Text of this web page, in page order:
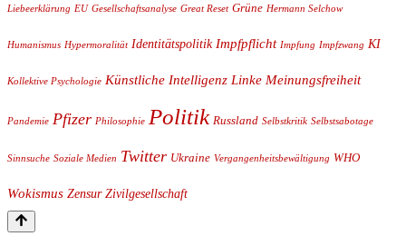
Liebeerklärung EU Gesellschaftsanalyse Great Reset Grüne Hermann Selchow
Humanismus Hypermoralität Identitätspolitik Impfpflicht Impfung Impfzwang KI
Kollektive Psychologie Künstliche Intelligenz Linke Meinungsfreiheit
Pandemie Pfizer Philosophie Politik Russland Selbstkritik Selbstsabotage
Sinnsuche Soziale Medien Twitter Ukraine Vergangenheitsbewältigung WHO
Wokismus Zensur Zivilgesellschaft